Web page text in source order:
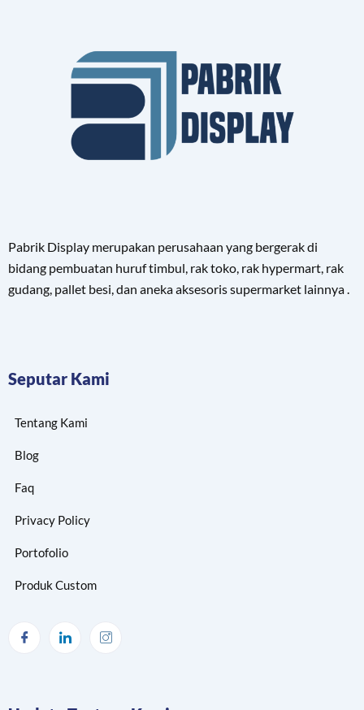
Pabrik Display merupakan perusahaan yang bergerak di
bidang pembuatan huruf timbul, rak toko, rak hypermart, rak
gudang, pallet besi, dan aneka aksesoris supermarket lainnya .
Seputar Kami
Tentang Kami
Blog
Faq
Privacy Policy
Portofolio
Produk Custom